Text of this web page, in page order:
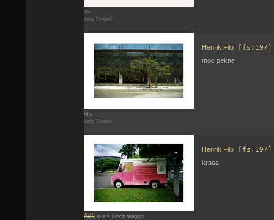
<>
Ana Trninić
titu
Ana Trninić
Henrik Filo [fs:197]
moc pekne
### sue's lunch wagon
Henrik Filo [fs:197]
krasa